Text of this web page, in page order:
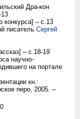
Дра-кон
конкурса] – с.13
писатель Сергей
– с.18-19
научно-
на портале
кн.:
перо, 2005. –